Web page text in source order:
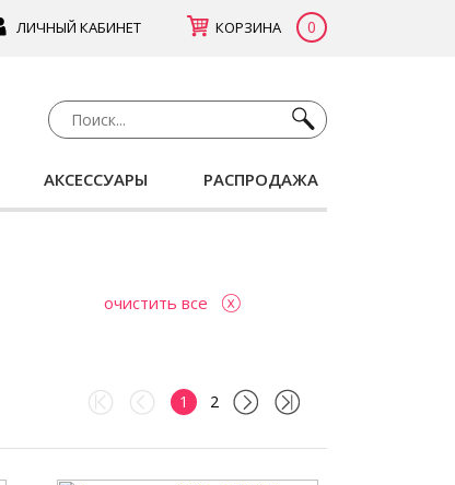
ЛИЧНЫЙ КАБИНЕТ КОРЗИНА 0
АКСЕССУАРЫ РАСПРОДАЖА
очистить все
1 2